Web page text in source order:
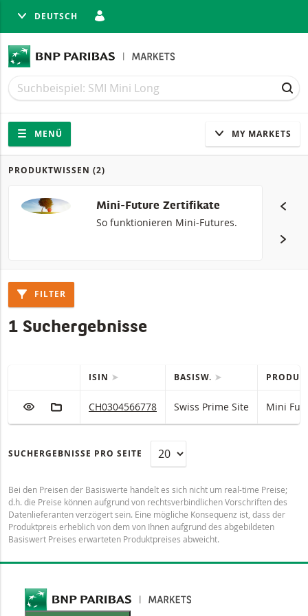
DEUTSCH
Suche
Suche
Navigation
Seitennavigation
MENÜ MY MARKETS
Produkte
PRODUKTWISSEN (2)
Mini-Future Zertifikate
So funktionieren Mini-Futures.
FILTER
1 Suchergebnisse
QUICK ACTIONS
ISIN BASISW.
ZUR WATCHLIST HINZUFÜGEN
ZUM FIKTIVEN PORTFOLIO HINZUFÜGEN
Swiss Prime Site Mini Future mit ISIN code:
CH0304566778 Swiss Prime Site Mini
SUCHERGEBNISSE PRO SEITE
Bei den Preisen der Basiswerte handelt es sich nicht um real-time Preise;
d.h. die Preise können aufgrund von rechtsverbindlichen Vorschriften des
Datenlieferanten verzögert sein. Eine mögliche Konsequenz ist, dass der
Produktpreis erheblich von dem von Ihnen aufgrund des abgebildeten
Basiswert Preises erwarteten Produktpreises abweicht.